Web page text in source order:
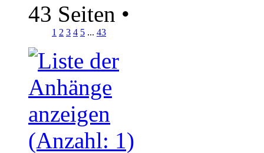
43 Seiten •
1 2 3 4 5 ... 43